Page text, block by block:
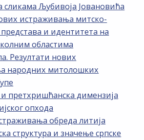
сликама Љубивоја Јовановића
истраживања митско-
представа и идентитета на
областима
Резултати нових
народних митолошких
претхришћанска димензија
опхода
обреда литија
структура и значење српске